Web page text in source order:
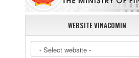
WEBSITE VINACOMIN